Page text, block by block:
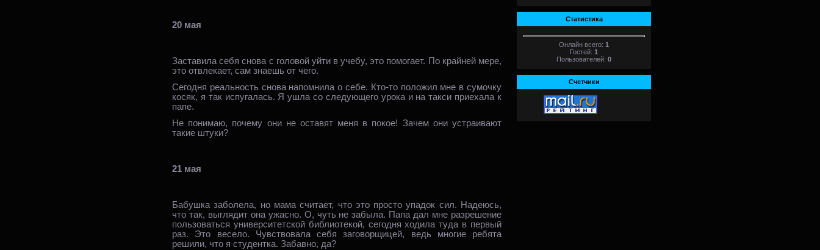
20 мая
Заставила себя снова с головой уйти в учебу, это помогает. По крайней мере,
это отвлекает, сам знаешь от чего.
Сегодня реальность снова напомнила о себе. Кто‑то положил мне в сумочку
косяк, я так испугалась. Я ушла со следующего урока и на такси приехала к
папе.
Не понимаю, почему они не оставят меня в покое! Зачем они устраивают
такие штуки?
21 мая
Бабушка заболела, но мама считает, что это просто упадок сил. Надеюсь,
что так, выглядит она ужасно. О, чуть не забыла. Папа дал мне разрешение
пользоваться университетской библиотекой, сегодня ходила туда в первый
раз. Это весело. Чувствовала себя заговорщицей, ведь многие ребята
решили, что я студентка. Забавно, да?
Статистика
Онлайн всего: 1
Гостей: 1
Пользователей: 0
Счетчики